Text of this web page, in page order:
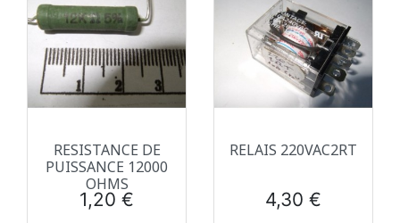
RESISTANCE DE
PUISSANCE 12000
OHMS
Prix
1,20 €
RELAIS 220VAC2RT
Prix
4,30 €